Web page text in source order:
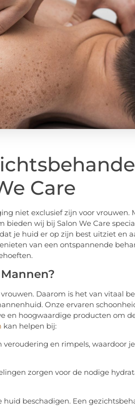
Care
niet exclusief zijn voor vrouwen.
bieden wij bij Salon We Care
je huid er op zijn best uitziet en
van een ontspannende
Daarom is het van vitaal
Onze ervaren
en hoogwaardige producten om
kan helpen bij:
en rimpels, waardoor
zorgen voor de nodige
beschadigen. Een